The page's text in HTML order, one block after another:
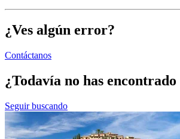
¿Ves algún error?
Contáctanos
¿Todavía no has
Seguir buscando